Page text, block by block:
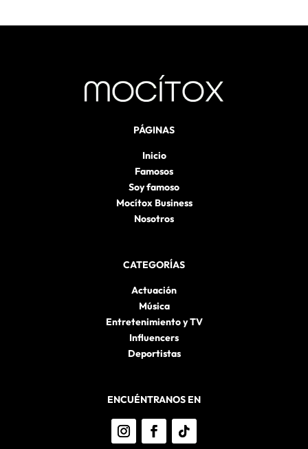
PÁGINAS
Inicio
Famosos
Soy famoso
Mocítox Business
Nosotros
CATEGORÍAS
Actuación
Música
Entretenimiento y TV
Influencers
Deportistas
ENCUÉNTRANOS EN